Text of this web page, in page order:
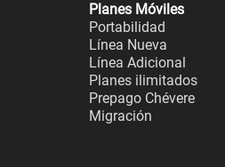
Planes Móviles
Portabilidad
Línea Nueva
Línea Adicional
Planes ilimitados
Prepago Chévere
Migración